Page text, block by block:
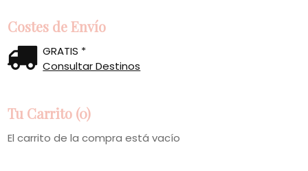
Costes de Envío
GRATIS *
Consultar Destinos
Tu Carrito (0)
El carrito de la compra está vacío